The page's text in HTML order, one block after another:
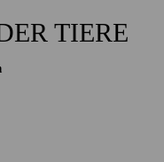
TIERE